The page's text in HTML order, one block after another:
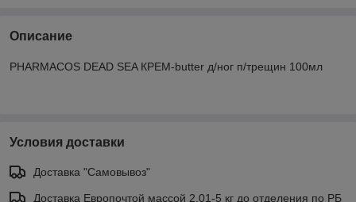
Описание
PHARMACOS DEAD SEA КРЕМ-butter д/ног п/трещин 100мл
Условия доставки
Доставка "Самовывоз"
Доставка Европочтой массой 2.01-5 кг до отделения по РБ